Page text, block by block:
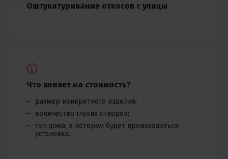
Оштукатуривание откосов с улицы
Что влияет на стоимость?
размер конкретного изделия;
количество глухих створок;
тип дома, в котором будет производиться
установка.